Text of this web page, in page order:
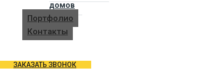
домов
Портфолио
Контакты
ЗАКАЗАТЬ ЗВОНОК